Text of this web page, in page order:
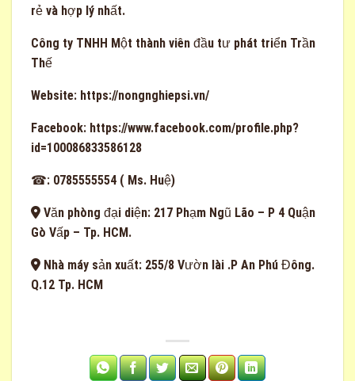
rẻ và hợp lý nhất.
Công ty TNHH Một thành viên đầu tư phát triển Trần
Thế
Website: https://nongnghiepsi.vn/
Facebook: https://www.facebook.com/profile.php?
id=100086833586128
☎: 0785555554 ( Ms. Huệ)
Văn phòng đại diện: 217 Phạm Ngũ Lão – P 4 Quận
Gò Vấp – Tp. HCM.
Nhà máy sản xuất: 255/8 Vườn lài .P An Phú Đông.
Q.12 Tp. HCM